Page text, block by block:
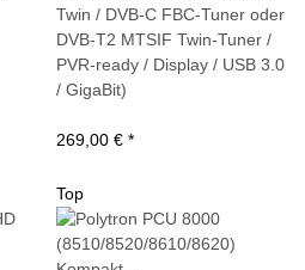
Twin / DVB-C FBC-Tuner oder
DVB-T2 MTSIF Twin-Tuner /
PVR-ready / Display / USB 3.0
/ GigaBit)
269,00 € *
Top